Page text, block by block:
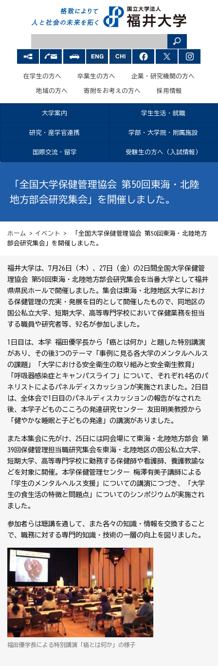
在学生の方へ 卒業生の方へ 企業・研究機関の方へ
地域の方へ 寄附をお考えの方へ 採用情報
大学案内 学生生活・就職
研究・産学官連携 学部・大学院・附属施設
国際交流・留学 受験生の方へ（入試情報）
「全国大学保健管理協会 第50回東海・北陸
地方部会研究集会」を開催しました。
ホーム > イベント
> 「全国大学保健管理協会 第50回東海・北陸地方
部会研究集会」を開催しました。
福井大学は、7月26日（木）、27日（金）の2日間全国大学保健管
理協会 第50回東海・北陸地方部会研究集会を当番大学として福井
県県民ホールで開催しました。集会は東海・北陸地区大学におけ
る保健管理の充実・発展を目的として開催したもので、同地区の
国公私立大学、短期大学、高等専門学校において保健業務を担当
する職員や研究者等、92名が参加しました。
1日目は、本学 福田優学長から「癌とは何か」と題した特別講演
があり、その後3つのテーマ「事例に見る各大学のメンタルヘルス
の課題」「大学における安全衛生の取り組みと安全衛生教育」
「呼吸器感染症とキャンパスライフ」について、それぞれ4名のパ
ネリストによるパネルディスカッションが実施されました。2日目
は、全体会で1日目のパネルディスカッションの報告がなされた
後、本学子どものこころの発達研究センター 友田明美教授から
「健やかな睡眠と子どもの発達」の講演がありました。
また本集会に先がけ、25日には同会場にて東海・北陸地方部会 第
39回保健管理担当職研究集会を東海・北陸地区の国公私立大学、
短期大学、高等専門学校に勤務する保健師や看護師、養護教諭な
どを対象に開催。本学保健管理センター 梅澤有美子講師による
「学生のメンタルヘルス支援」についての講演につづき、「大学
生の食生活の特徴と問題点」についてのシンポジウムが実施され
ました。
参加者らは聴講を通して、また各々の知識・情報を交換すること
で、職務に対する専門的知識・技術の一層の向上を図りました。
福田優学長による特別講演「癌とは何か」の様子